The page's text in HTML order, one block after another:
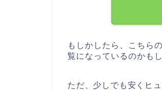
もしかしたら、こちら
覧になっているのかも
ただ、少しでも安くヒ